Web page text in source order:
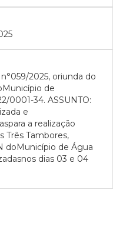
2025, oriunda do
de
0001-34. ASSUNTO:
e
a realização
Três Tambores,
doMunicípio de Água
dias 03 e 04